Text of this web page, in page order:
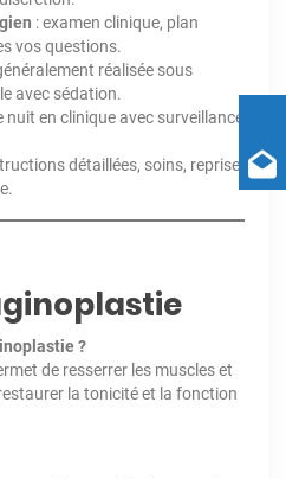
: examen clinique, plan
vos questions.
réalisée sous
avec sédation.
nuit en clinique avec surveillance
détaillées, soins, reprise
?
de resserrer les muscles et
la tonicité et la fonction